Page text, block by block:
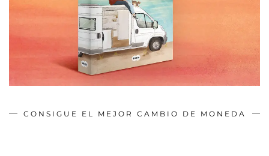
CONSIGUE EL MEJOR CAMBIO DE MONEDA